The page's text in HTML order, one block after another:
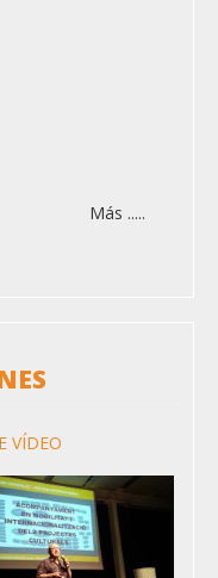
Más .....
VÍDEO